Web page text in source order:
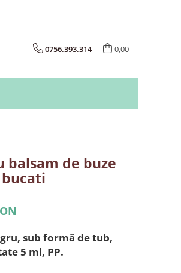
0756.393.314 0,00
balsam de buze
sub formă de tub,
5 ml, PP.